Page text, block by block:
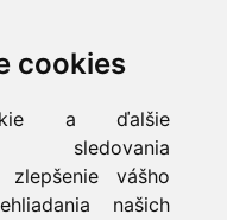
cookies
a ďalšie
sledovania
vášho
našich